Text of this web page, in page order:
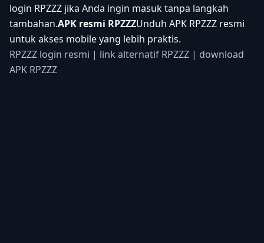
login RPZZZ jika Anda ingin masuk tanpa langkah
tambahan.APK resmi RPZZZUnduh APK RPZZZ resmi
untuk akses mobile yang lebih praktis.
RPZZZ login resmi | link alternatif RPZZZ | download
APK RPZZZ